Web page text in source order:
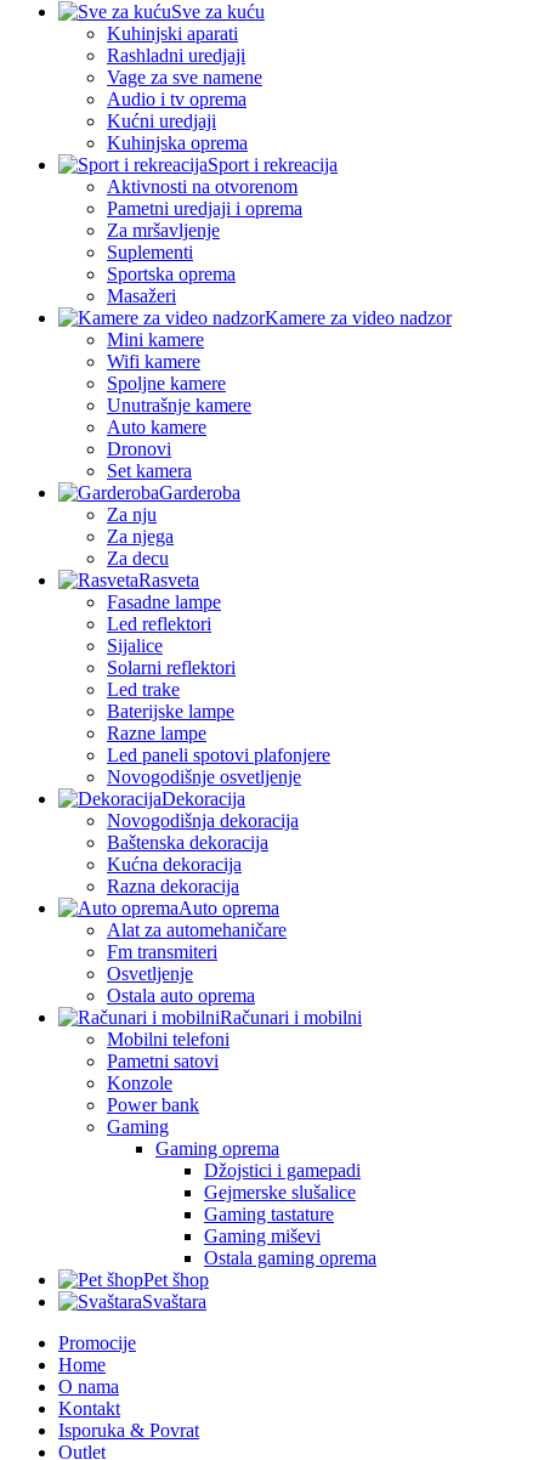
Sve za kuću
Kuhinjski aparati
Rashladni uredjaji
Vage za sve namene
Audio i tv oprema
Kućni uredjaji
Kuhinjska oprema
Sport i rekreacija
Aktivnosti na otvorenom
Pametni uredjaji i oprema
Za mršavljenje
Suplementi
Sportska oprema
Masažeri
Kamere za video nadzor
Mini kamere
Wifi kamere
Spoljne kamere
Unutrašnje kamere
Auto kamere
Dronovi
Set kamera
Garderoba
Za nju
Za njega
Za decu
Rasveta
Fasadne lampe
Led reflektori
Sijalice
Solarni reflektori
Led trake
Baterijske lampe
Razne lampe
Led paneli spotovi plafonjere
Novogodišnje osvetljenje
Dekoracija
Novogodišnja dekoracija
Baštenska dekoracija
Kućna dekoracija
Razna dekoracija
Auto oprema
Alat za automehaničare
Fm transmiteri
Osvetljenje
Ostala auto oprema
Računari i mobilni
Mobilni telefoni
Pametni satovi
Konzole
Power bank
Gaming
Gaming oprema
Džojstici i gamepadi
Gejmerske slušalice
Gaming tastature
Gaming miševi
Ostala gaming oprema
Pet šhop
Svaštara
Promocije
Home
O nama
Kontakt
Isporuka & Povrat
Outlet